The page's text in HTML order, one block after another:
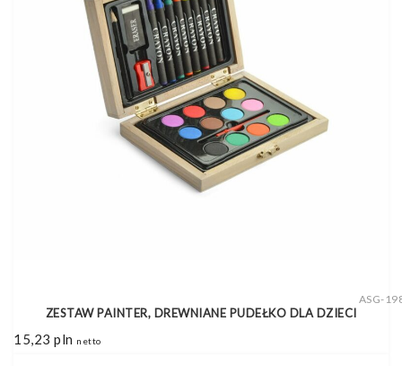
ASG-
ZESTAW PAINTER, DREWNIANE PUDEŁKO DLA DZIECI
15,23 pln netto